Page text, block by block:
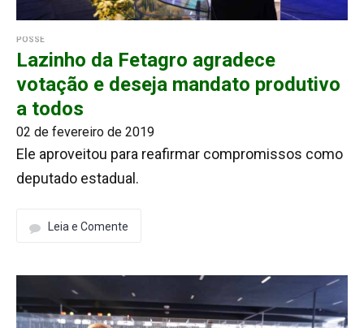
POSSE
Lazinho da Fetagro agradece
votação e deseja mandato produtivo
a todos
02 de fevereiro de 2019
Ele aproveitou para reafirmar compromissos como
deputado estadual.
Leia e Comente